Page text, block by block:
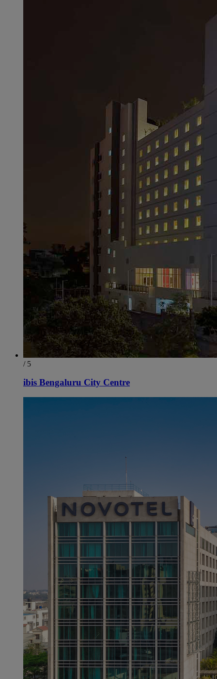
/ 5
ibis Bengaluru City Centre